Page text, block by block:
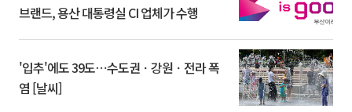
브랜드, 용산 대통령실 CI 업체가 수행
'입추'에도 39도⋯수도권ㆍ강원ㆍ전라 폭
염 [날씨]